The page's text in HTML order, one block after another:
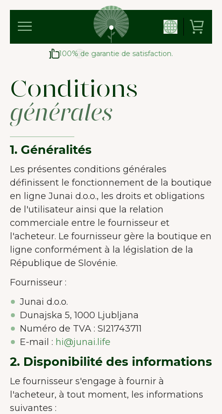
100% de garantie de satisfaction.
Conditions
générales
1. Généralités
Les présentes conditions générales
définissent le fonctionnement de la boutique
en ligne Junai d.o.o., les droits et obligations
de l'utilisateur ainsi que la relation
commerciale entre le fournisseur et
l'acheteur. Le fournisseur gère la boutique en
ligne conformément à la législation de la
République de Slovénie.
Fournisseur :
Junai d.o.o.
Dunajska 5, 1000 Ljubljana
Numéro de TVA : SI21743711
E-mail : hi@junai.life
2. Disponibilité des informations
Le fournisseur s'engage à fournir à
l'acheteur, à tout moment, les informations
suivantes :